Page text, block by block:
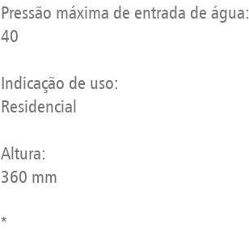
Pressão máxima de entrada de água:
40
Indicação de uso:
Residencial
Altura:
360 mm
*